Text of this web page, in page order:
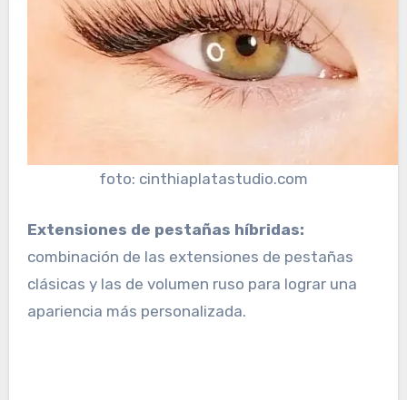
foto: cinthiaplatastudio.com
Extensiones de pestañas híbridas:
combinación de las extensiones de pestañas
clásicas y las de volumen ruso para lograr una
apariencia más personalizada.